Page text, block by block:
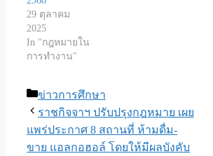
29 ตุลาคม
2025
In "กฎหมายใน
การทำงาน"
Categories
ข่าวการศึกษา
ราชกิจจาฯ ปรับปรุงกฎหมาย เผย
แพร่ประกาศ 8 สถานที่ ห้ามดื่ม-
ขาย แอลกอฮอล์ โดยให้มีผลบังคับ